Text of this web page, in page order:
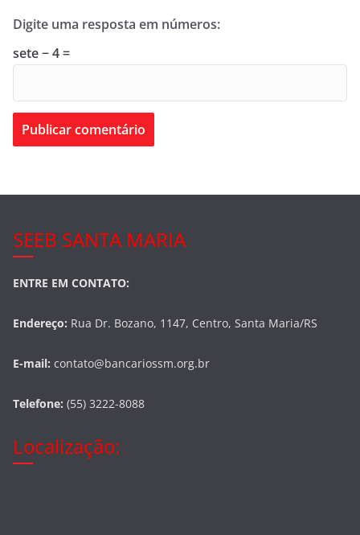
Digite uma resposta em números:
sete − 4 =
SEEB SANTA MARIA
ENTRE EM CONTATO:
Endereço: Rua Dr. Bozano, 1147, Centro, Santa Maria/RS
E-mail: contato@bancariossm.org.br
Telefone: (55) 3222-8088
Localização: